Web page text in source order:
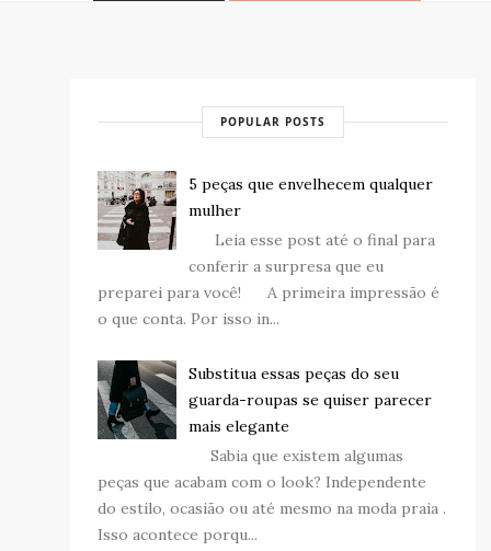
POPULAR POSTS
5 peças que envelhecem qualquer
mulher
Leia esse post até o final para
conferir a surpresa que eu
preparei para você! A primeira impressão é
o que conta. Por isso in...
Substitua essas peças do seu
guarda-roupas se quiser parecer
mais elegante
Sabia que existem algumas
peças que acabam com o look? Independente
do estilo, ocasião ou até mesmo na moda praia .
Isso acontece porqu...